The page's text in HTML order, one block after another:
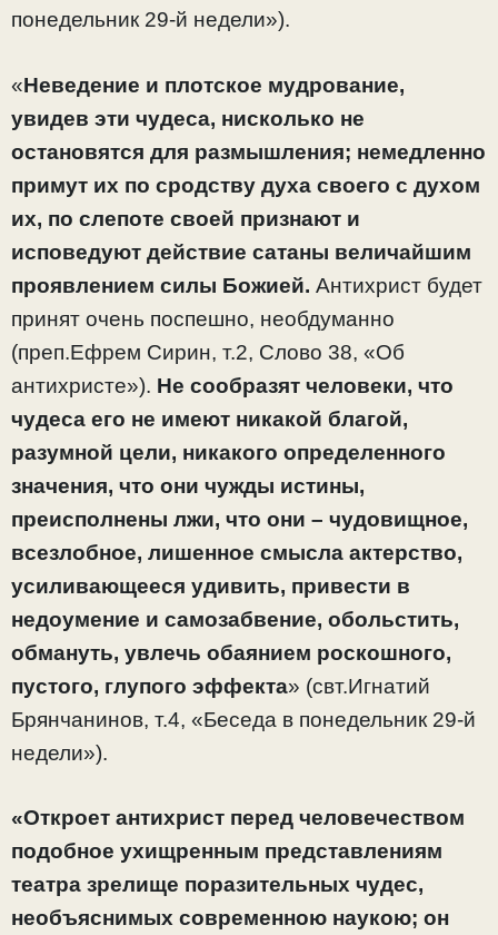
понедельник 29-й недели»).
«Неведение и плотское мудрование,
увидев эти чудеса, нисколько не
остановятся для размышления; немедленно
примут их по сродству духа своего с духом
их, по слепоте своей признают и
исповедуют действие сатаны величайшим
проявлением силы Божией. Антихрист будет
принят очень поспешно, необдуманно
(преп.Ефрем Сирин, т.2, Слово 38, «Об
антихристе»). Не сообразят человеки, что
чудеса его не имеют никакой благой,
разумной цели, никакого определенного
значения, что они чужды истины,
преисполнены лжи, что они – чудовищное,
всезлобное, лишенное смысла актерство,
усиливающееся удивить, привести в
недоумение и самозабвение, обольстить,
обмануть, увлечь обаянием роскошного,
пустого, глупого эффекта» (свт.Игнатий
Брянчанинов, т.4, «Беседа в понедельник 29-й
недели»).
«Откроет антихрист перед человечеством
подобное ухищренным представлениям
театра зрелище поразительных чудес,
необъяснимых современною наукою; он